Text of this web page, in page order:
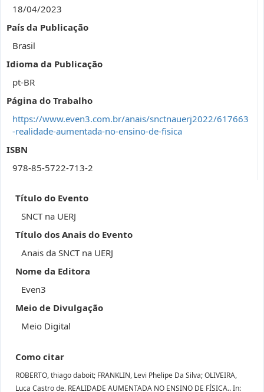
18/04/2023
País da Publicação
Brasil
Idioma da Publicação
pt-BR
Página do Trabalho
https://www.even3.com.br/anais/snctnauerj2022/617663
-realidade-aumentada-no-ensino-de-fisica
ISBN
978-85-5722-713-2
Título do Evento
SNCT na UERJ
Título dos Anais do Evento
Anais da SNCT na UERJ
Nome da Editora
Even3
Meio de Divulgação
Meio Digital
Como citar
ROBERTO, thiago daboit; FRANKLIN, Levi Phelipe Da Silva; OLIVEIRA,
Luca Castro de. REALIDADE AUMENTADA NO ENSINO DE FÍSICA.. In: